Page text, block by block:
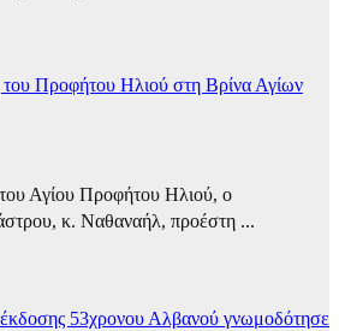
Προφήτου Ηλιού στη Βρίνα Αγίων
Αγίου Προφήτου Ηλιού, ο
κ. Ναθαναήλ, προέστη ...
53χρονου Αλβανού γνωμοδότησε